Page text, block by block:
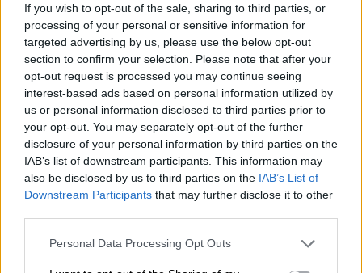
If you wish to opt-out of the sale, sharing to third parties, or
processing of your personal or sensitive information for
targeted advertising by us, please use the below opt-out
section to confirm your selection. Please note that after your
opt-out request is processed you may continue seeing
interest-based ads based on personal information utilized by
us or personal information disclosed to third parties prior to
your opt-out. You may separately opt-out of the further
disclosure of your personal information by third parties on the
IAB’s list of downstream participants. This information may
also be disclosed by us to third parties on the IAB’s List of
Downstream Participants that may further disclose it to other
Please note that this website/app uses one or more Google
Personal Data Processing Opt Outs
τουΚινήματος Αλλαγής,εξαιτίας της
κατάστασης της υγείας της, ο πρόεδρος του
ΣΥΡΙΖΑ,Αλέξης Τσίπρας,επικοινώνησε μαζϊ
της τηλεφωνικά.